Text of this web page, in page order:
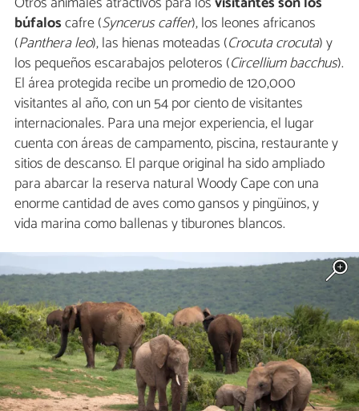
búfaloscafre (Syncerus caffer), los leones africanos
(Panthera leo), las hienas moteadas (Crocuta crocuta) y
los pequeños escarabajos peloteros (Circellium bacchus).
El área protegida recibe un promedio de 120,000
visitantes al año, con un 54 por ciento de visitantes
internacionales. Para una mejor experiencia, el lugar
cuenta con áreas de campamento, piscina, restaurante y
sitios de descanso. El parque original ha sido ampliado
para abarcar la reserva natural Woody Cape con una
enorme cantidad de aves como gansos y pingüinos, y
vida marina como ballenas y tiburones blancos.